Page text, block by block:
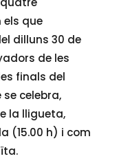
que
dilluns 30 de
de les
finals del
celebra,
la lligueta,
(15.00 h) i com